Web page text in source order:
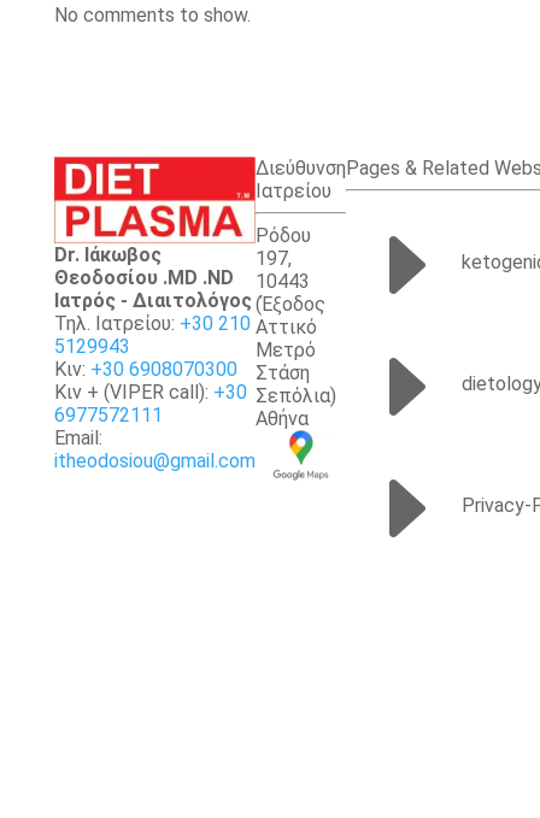
No comments to show.
Dr. Ιάκωβος
Θεοδοσίου .MD .ND
Iατρός - Διαιτολόγος
Τηλ. Ιατρείου: +30 210
5129943
Κιν: +30 6908070300
Κιν + (VIPER call): +30
6977572111
Email:
itheodosiou@gmail.com
Διεύθυνση
Ιατρείου
Ρόδου
197,
10443
(Έξοδος
Αττικό
Μετρό
Στάση
Σεπόλια)
Αθήνα
Pages & Related
E
E
E Privacy-